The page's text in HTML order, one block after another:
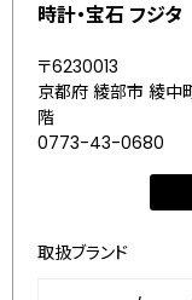
時計・宝石 フジ
〒6230013
京都府 綾部市 綾中
階
0773-43-0680
取扱ブランド